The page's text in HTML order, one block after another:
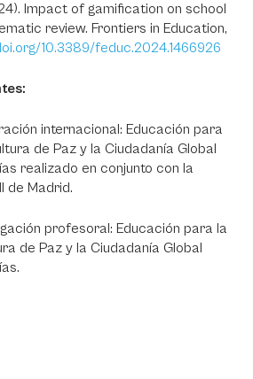
Impact of gamification on school
review. Frontiers in Education,
10.3389/feduc.2024.1466926
internacional: Educación para
de Paz y la Ciudadanía Global
realizado en conjunto con la
de Madrid.
profesoral: Educación para la
de Paz y la Ciudadanía Global